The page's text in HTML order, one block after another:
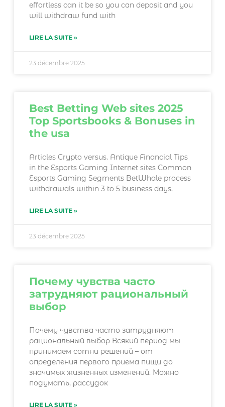
effortless can it be so you can deposit and you
will withdraw fund with
LIRE LA SUITE »
23 décembre 2025
Best Betting Web sites 2025
Top Sportsbooks & Bonuses in
the usa
Articles Crypto versus. Antique Financial Tips
in the Esports Gaming Internet sites Common
Esports Gaming Segments BetWhale process
withdrawals within 3 to 5 business days,
LIRE LA SUITE »
23 décembre 2025
Почему чувства часто
затрудняют рациональный
выбор
Почему чувства часто затрудняют
рациональный выбор Всякий период мы
принимаем сотни решений – от
определения первого приема пищи до
значимых жизненных изменений. Можно
подумать, рассудок
LIRE LA SUITE »